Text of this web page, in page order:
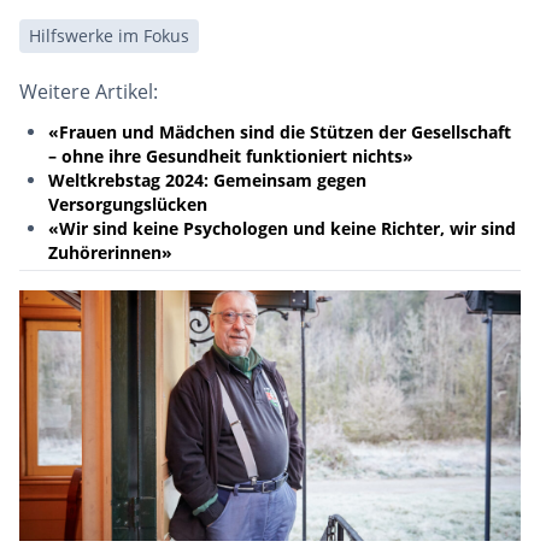
Hilfswerke im Fokus
Weitere Artikel:
«Frauen und Mädchen sind die Stützen der Gesellschaft
– ohne ihre Gesundheit funktioniert nichts»
Weltkrebstag 2024: Gemeinsam gegen
Versorgungslücken
«Wir sind keine Psychologen und keine Richter, wir sind
Zuhörerinnen»